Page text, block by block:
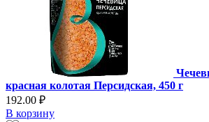
красная колотая Персидская, 450 г
192.00 ₽
В корзину